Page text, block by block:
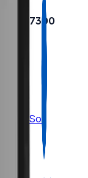
Sor